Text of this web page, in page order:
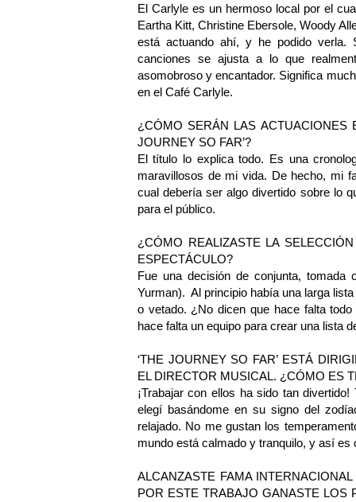
El Carlyle es un hermoso local por el
Eartha Kitt, Christine Ebersole, Woody
está actuando ahí, y he podido verla.
canciones se ajusta a lo que
asomobroso y encantador. Significa
en el Café Carlyle.
¿CÓMO SERÁN LAS ACTUACIONES
JOURNEY SO FAR’?
El título lo explica todo. Es una
maravillosos de mi vida. De hecho, mi
cual debería ser algo divertido sobre lo
para el público.
¿CÓMO REALIZASTE LA
ESPECTÁCULO?
Fue una decisión de conjunta, tomada
Yurman). Al principio había una larga
o vetado. ¿No dicen que hace falta
hace falta un equipo para crear una lista
‘THE JOURNEY SO FAR’ ESTÁ
EL DIRECTOR MUSICAL. ¿CÓMO ES
¡Trabajar con ellos ha sido tan
elegí basándome en su signo del
relajado. No me gustan los
mundo está calmado y tranquilo, y así es
ALCANZASTE FAMA
POR ESTE TRABAJO GANASTE LOS